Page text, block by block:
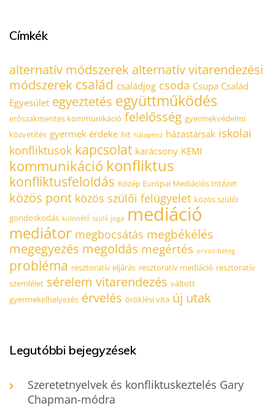
Címkék
alternatív módszerek alternatív vitarendezési
módszerek család családjog csoda Csupa Család
Egyesület egyeztetés együttműködés
erőszakmentes kommunikáció felelősség gyermekvédelmi
közvetítés gyermek érdeke hit hálapénz házastársak iskolai
konfliktusok kapcsolat karácsony KEMI
kommunikáció konfliktus
konfliktusfeloldás Közép Európai Mediációs Intézet
közös pont közös szülői felügyelet közös szülői
gondoskodás különélő szülő joga mediáció
mediátor megbocsátás megbékélés
megegyezés megoldás megértés orvos-beteg
probléma resztoratív eljárás resztoratív mediáció resztoratív
szemlélet sérelem vitarendezés váltott
gyermekelhelyezés érvelés öröklési vita új utak
Legutóbbi bejegyzések
Szeretetnyelvek és konfliktuskeztelés Gary
Chapman-módra